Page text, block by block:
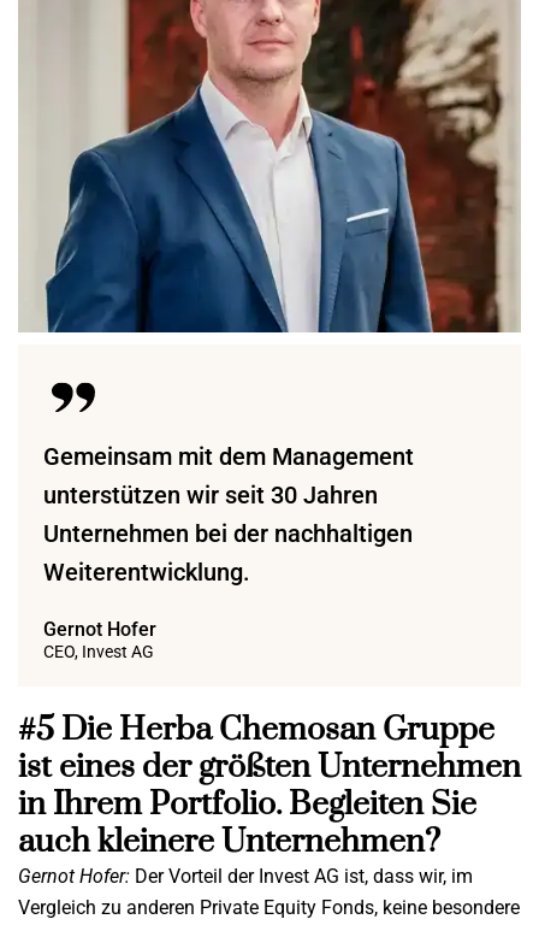
Gemeinsam mit dem Management
unterstützen wir seit 30 Jahren
Unternehmen bei der nachhaltigen
Weiterentwicklung.
Gernot Hofer
CEO, Invest AG
#5 Die Herba Chemosan Gruppe
ist eines der größten Unternehmen
in Ihrem Portfolio. Begleiten Sie
auch kleinere Unternehmen?
Gernot Hofer: Der Vorteil der Invest AG ist, dass wir, im
Vergleich zu anderen Private Equity Fonds, keine besondere